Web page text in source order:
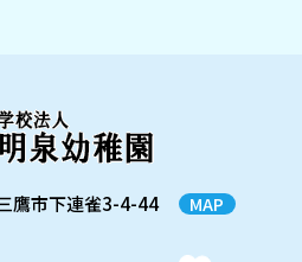
鷹市下連雀3-4-44 MAP